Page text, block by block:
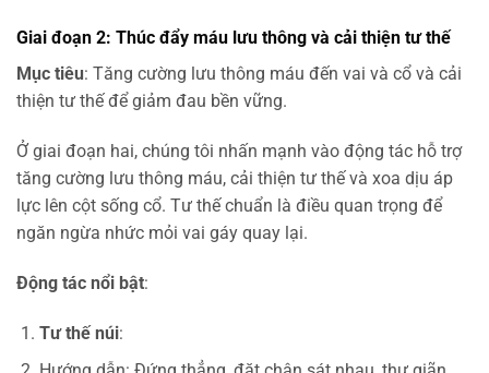
Giai đoạn 2: Thúc đẩy máu lưu thông và cải thiện tư thế
Mục tiêu: Tăng cường lưu thông máu đến vai và cổ và cải
thiện tư thế để giảm đau bền vững.
Ở giai đoạn hai, chúng tôi nhấn mạnh vào động tác hỗ trợ
tăng cường lưu thông máu, cải thiện tư thế và xoa dịu áp
lực lên cột sống cổ. Tư thế chuẩn là điều quan trọng để
ngăn ngừa nhức mỏi vai gáy quay lại.
Động tác nổi bật:
Tư thế núi: